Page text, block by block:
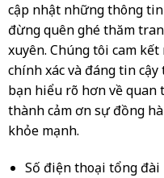
cập nhật những thông
đừng quên ghé thăm
xuyên. Chúng tôi cam
chính xác và đáng tin
bạn hiểu rõ hơn về quan
thành cảm ơn sự đồng
khỏe mạnh.
Số điện thoại tổng